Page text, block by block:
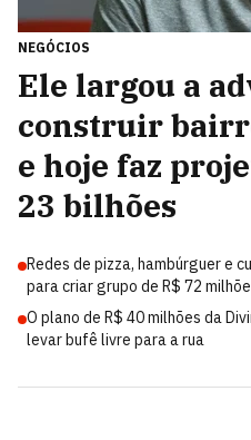
NEGÓCIOS
Ele largou a
construir
e hoje faz
23 bilhões
Redes de pizza, hambúrguer e
para criar grupo de R$ 72
O plano de R$ 40 milhões da
levar bufê livre para a rua